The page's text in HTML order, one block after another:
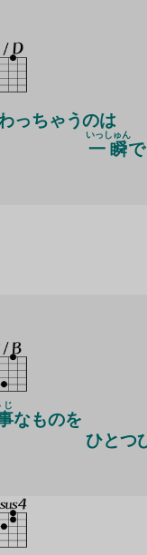
っちゃうのは
一瞬
いっしゅん
じ
なものを
ひとつ